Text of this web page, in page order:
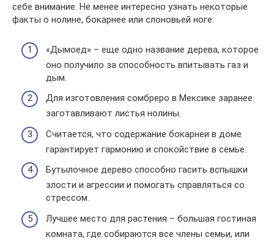
себе внимание. Не менее интересно узнать некоторые
факты о нолине, бокарнее или слоновьей ноге.
«Дымоед» – еще одно название дерева, которое
оно получило за способность впитывать газ и
дым.
Для изготовления сомбреро в Мексике заранее
заготавливают листья нолины.
Считается, что содержание бокарнеи в доме
гарантирует гармонию и спокойствие в семье.
Бутылочное дерево способно гасить вспышки
злости и агрессии и помогать справляться со
стрессом.
Лучшее место для растения – большая гостиная
комната, где собираются все члены семьи, или